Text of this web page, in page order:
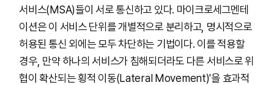
서비스(MSA)들이 서로 통신하고 있다. 마이크로세그멘테
이션은 이 서비스 단위를 개별적으로 분리하고, 명시적으로
허용된 통신 외에는 모두 차단하는 기법이다. 이를 적용할
경우, 만약 하나의 서비스가 침해되더라도 다른 서비스로 위
협이 확산되는 횡적 이동(Lateral Movement)'을 효과적